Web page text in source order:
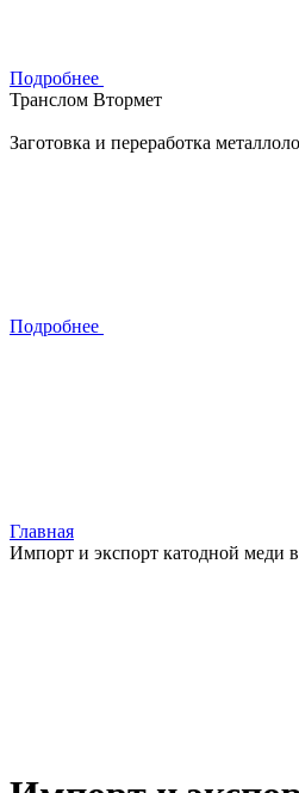
Подробнее
Транслом Втормет
Заготовка и переработка
Подробнее
Главная
Импорт и экспорт катодной меди в